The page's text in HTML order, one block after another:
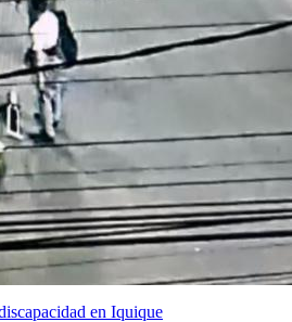
en Iquique